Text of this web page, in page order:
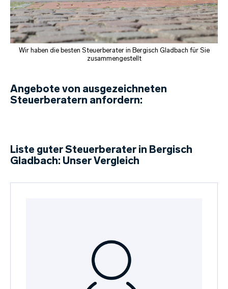
Wir haben die besten Steuerberater in Bergisch Gladbach für Sie
zusammengestellt
Angebote von ausgezeichneten
Steuerberatern anfordern:
Liste guter Steuerberater in Bergisch
Gladbach: Unser Vergleich